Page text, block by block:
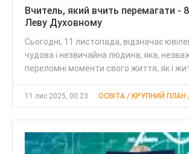
Вчитель, який вчить перемагати -
Леву Духовному
Сьогодні, 11 листопада, відзначає
чудова і незвичайна людина, яка,
переломні моменти свого життя, як і
11 лис 2025, 00:23 ОСВІТА / КРУПНИЙ ПЛАН